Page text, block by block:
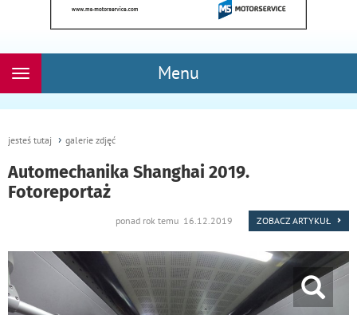
Menu
Rozwiń
jesteś tutaj galerie zdjęć
Automechanika Shanghai 2019.
Fotoreportaż
ponad rok temu 16.12.2019 ZOBACZ ARTYKUŁ